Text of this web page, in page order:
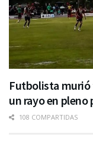
Futbolista murió
un rayo en
108 COMPARTIDAS